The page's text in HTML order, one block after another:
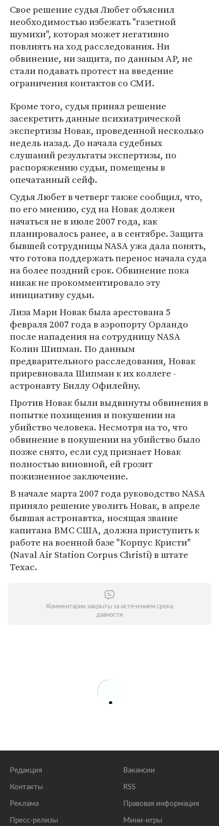
Свое решение судья Любет объяснил
необходимостью избежать "газетной
шумихи", которая может негативно
повлиять на ход расследования. Ни
обвинение, ни защита, по данным AP, не
стали подавать протест на введение
ограничения контактов со СМИ.
Кроме того, судья принял решение
засекретить данные психиатрической
экспертизы Новак, проведенной несколько
недель назад. До начала судебных
слушаний результаты экспертизы, по
распоряжению судьи, помещены в
опечатанный сейф.
Судья Любет в четверг также сообщил, что,
по его мнению, суд на Новак должен
начаться не в июле 2007 года, как
планировалось ранее, а в сентябре. Защита
бывшей сотрудницы NASA ужа дала понять,
что готова поддержать перенос начала суда
на более поздний срок. Обвинение пока
никак не прокомментировало эту
инициативу судьи.
Лиза Мари Новак была арестована 5
февраля 2007 года в аэропорту Орландо
после нападения на сотрудницу NASA
Колин Шипман. По данным
предварительного расследования, Новак
приревновала Шипман к их коллеге -
астронавту Биллу Офилейну.
Против Новак были выдвинуты обвинения в
попытке похищения и покушении на
убийство человека. Несмотря на то, что
обвинение в покушении на убийство было
позже снято, если суд признает Новак
полностью виновной, ей грозит
пожизненное заключение.
В начале марта 2007 года руководство NASA
приняло решение уволить Новак, в апреле
бывшая астронавтка, носящая звание
капитана ВМС США, должна приступить к
работе на военной базе "Корпус Кристи"
(Naval Air Station Corpus Christi) в штате
Техас.
Комментарии закрыты за истечением срока
давности
Редакция
Контакты
Реклама
Пресс-релизы
Вакансии
RSS
Правовая информация
Мини-игры